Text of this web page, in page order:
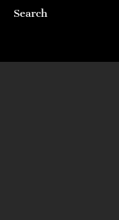
Search